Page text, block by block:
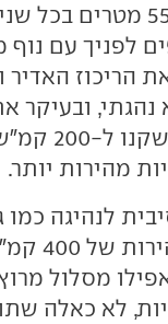
הוא נוף שנעלם במהירות
לפניך עם נוף
הריכוז האדיר
נהגתי, ובעיקר
לא קטן
מהירות יותר.
לנהיגה כמו
ארץ שבה
מסלול
לא כאלה